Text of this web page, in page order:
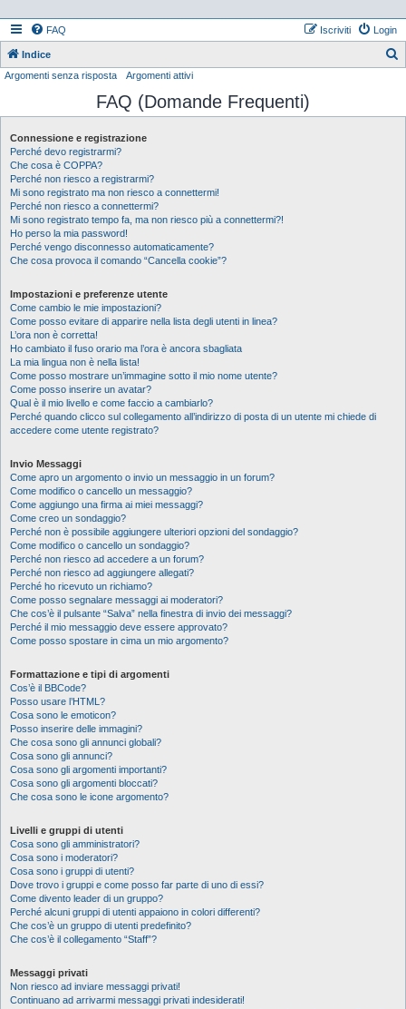
FAQ Login
Iscriviti
Indice
c
Argomenti senza risposta Argomenti attivi
FAQ (Domande Frequenti)
Connessione e registrazione
Perché devo registrarmi?
Che cosa è COPPA?
Perché non riesco a registrarmi?
Mi sono registrato ma non riesco a connettermi!
Perché non riesco a connettermi?
Mi sono registrato tempo fa, ma non riesco più a connettermi?!
Ho perso la mia password!
Perché vengo disconnesso automaticamente?
Che cosa provoca il comando “Cancella cookie”?
Impostazioni e preferenze utente
Come cambio le mie impostazioni?
Come posso evitare di apparire nella lista degli utenti in linea?
L’ora non è corretta!
Ho cambiato il fuso orario ma l’ora è ancora sbagliata
La mia lingua non è nella lista!
Come posso mostrare un’immagine sotto il mio nome utente?
Come posso inserire un avatar?
Qual è il mio livello e come faccio a cambiarlo?
Perché quando clicco sul collegamento all’indirizzo di posta di un utente mi chiede di
accedere come utente registrato?
Invio Messaggi
Come apro un argomento o invio un messaggio in un forum?
Come modifico o cancello un messaggio?
Come aggiungo una firma ai miei messaggi?
Come creo un sondaggio?
Perché non è possibile aggiungere ulteriori opzioni del sondaggio?
Come modifico o cancello un sondaggio?
Perché non riesco ad accedere a un forum?
Perché non riesco ad aggiungere allegati?
Perché ho ricevuto un richiamo?
Come posso segnalare messaggi ai moderatori?
Che cos’è il pulsante “Salva” nella finestra di invio dei messaggi?
Perché il mio messaggio deve essere approvato?
Come posso spostare in cima un mio argomento?
Formattazione e tipi di argomenti
Cos’è il BBCode?
Posso usare l’HTML?
Cosa sono le emoticon?
Posso inserire delle immagini?
Che cosa sono gli annunci globali?
Cosa sono gli annunci?
Cosa sono gli argomenti importanti?
Cosa sono gli argomenti bloccati?
Che cosa sono le icone argomento?
Livelli e gruppi di utenti
Cosa sono gli amministratori?
Cosa sono i moderatori?
Cosa sono i gruppi di utenti?
Dove trovo i gruppi e come posso far parte di uno di essi?
Come divento leader di un gruppo?
Perché alcuni gruppi di utenti appaiono in colori differenti?
Che cos’è un gruppo di utenti predefinito?
Che cos’è il collegamento “Staff”?
Messaggi privati
Non riesco ad inviare messaggi privati!
Continuano ad arrivarmi messaggi privati indesiderati!